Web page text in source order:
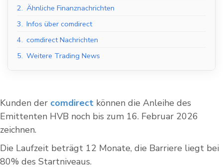
2. Ähnliche Finanznachrichten
3. Infos über comdirect
4. comdirect Nachrichten
5. Weitere Trading News
Kunden der comdirect können die Anleihe des
Emittenten HVB noch bis zum 16. Februar 2026
zeichnen.
Die Laufzeit beträgt 12 Monate, die Barriere liegt bei
80% des Startniveaus.